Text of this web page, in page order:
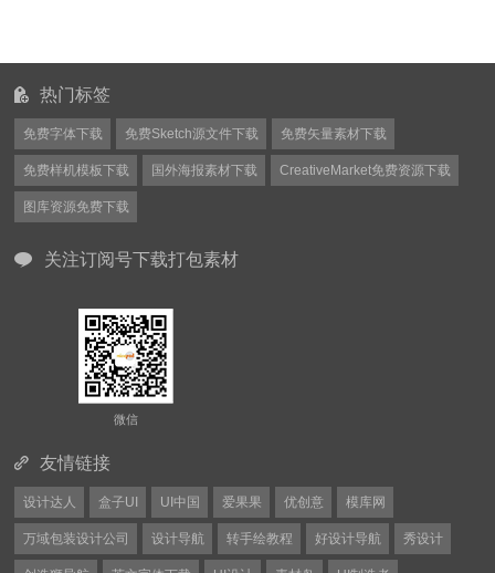
热门标签
免费字体下载 免费Sketch源文件下载 免费矢量素材下载
免费样机模板下载 国外海报素材下载 CreativeMarket免费资源下载
图库资源免费下载
关注订阅号下载打包素材
微信
友情链接
设计达人 盒子UI UI中国 爱果果 优创意 模库网
万域包装设计公司 设计导航 转手绘教程 好设计导航 秀设计